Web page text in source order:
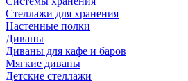
Стеллажи для хранения
Настенные полки
Диваны
Диваны для кафе и баров
Мягкие диваны
Детские стеллажи